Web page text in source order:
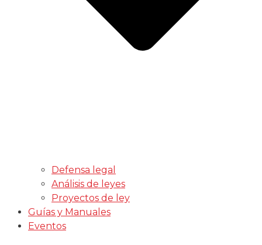
Defensa legal
Análisis de leyes
Proyectos de ley
Guías y Manuales
Eventos